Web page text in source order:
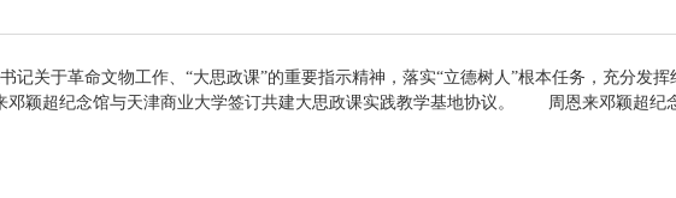
关于革命文物工作、“大思政课”的重要指示精神，落实“立德树人”根本任务，充分发挥
邓颖超纪念馆与天津商业大学签订共建大思政课实践教学基地协议。 周恩来邓颖超纪